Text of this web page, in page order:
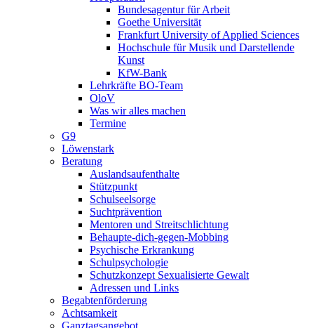
Bundesagentur für Arbeit
Goethe Universität
Frankfurt University of Applied Sciences
Hochschule für Musik und Darstellende
Kunst
KfW-Bank
Lehrkräfte BO-Team
OloV
Was wir alles machen
Termine
G9
Löwenstark
Beratung
Auslandsaufenthalte
Stützpunkt
Schulseelsorge
Suchtprävention
Mentoren und Streitschlichtung
Behaupte-dich-gegen-Mobbing
Psychische Erkrankung
Schulpsychologie
Schutzkonzept Sexualisierte Gewalt
Adressen und Links
Begabtenförderung
Achtsamkeit
Ganztagsangebot